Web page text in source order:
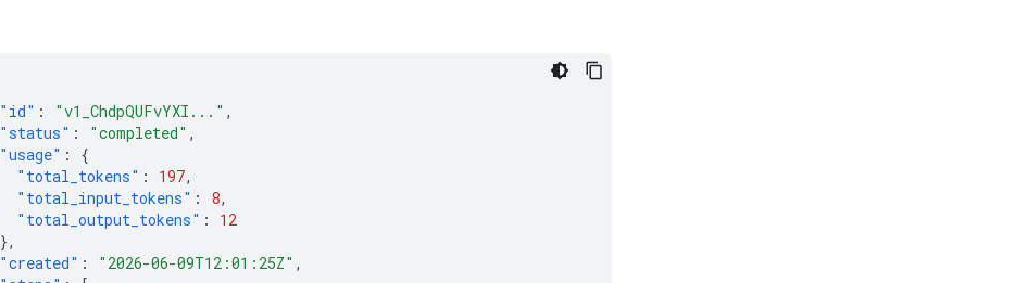
"id" : "v1_ChdpQUFvYXI..." ,
"status" : "completed" ,
"usage" :
{
"total_tokens" : 197,
"total_input_tokens" : 8,
"total_output_tokens" :
12
},
"created" : "2026-06-09T12:01:25Z" ,